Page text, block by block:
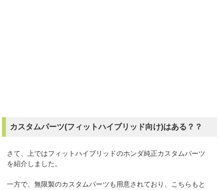
カスタムパーツ(フィットハイブリッド向け)はある？？
さて、上ではフィットハイブリッドのホンダ純正カスタムパーツ
を紹介しました。
一方で、無限製のカスタムパーツも用意されており、こちらもと